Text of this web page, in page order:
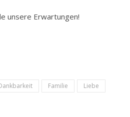
unsere Erwartungen!
Familie
Liebe